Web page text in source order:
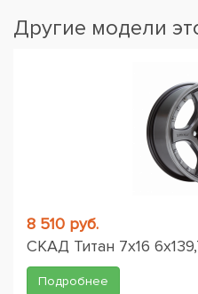
Другие модели
8 510 руб.
СКАД Титан 7x16
Подробнее